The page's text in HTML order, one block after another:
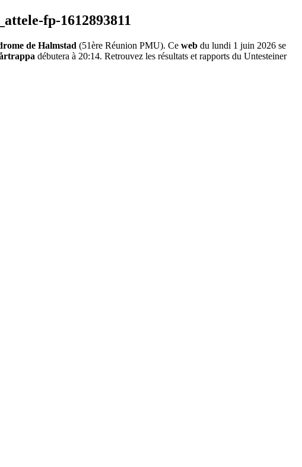
de Halmstad (51ère Réunion PMU). Ce web du lundi 1 juin 2026 se
débutera à 20:14. Retrouvez les résultats et rapports du Untesteiner